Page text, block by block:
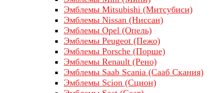
Эмблемы Mitsubishi (Митсубиси)
Эмблемы Nissan (Ниссан)
Эмблемы Opel (Опель)
Эмблемы Peugeot (Пежо)
Эмблемы Porsche (Порше)
Эмблемы Renault (Рено)
Эмблемы Saab Scania (Сааб Скания)
Эмблемы Scion (Сцион)